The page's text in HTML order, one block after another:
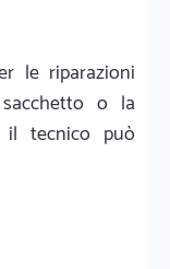
le riparazioni
o la
tecnico può